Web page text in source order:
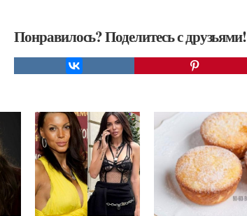
Понравилось? Поделитесь с друзьями!